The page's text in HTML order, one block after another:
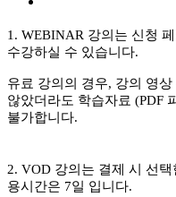
1. WEBINAR 강의는 신청
수강하실 수 있습니다.
유료 강의의 경우, 강의 영
않았더라도 학습자료 (PDF
불가합니다.
2. VOD 강의는 결제 시 선
용시간은 7일 입니다.